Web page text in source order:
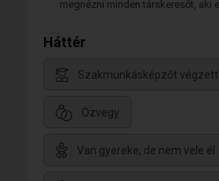
megnézni minden társkeresőt, aki
Háttér
Szakmunkásképzőt végzett
Özvegy
Van gyereke, de nem vele él